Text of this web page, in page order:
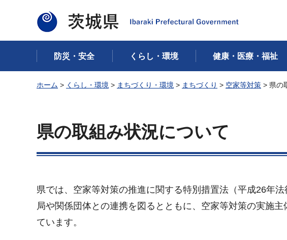
茨城県
防災・安全 くらし・環境 健康・医療・福祉
ホーム > くらし・環境 > まちづくり・環境 > まちづくり > 空家等対策 > 県の
県の取組み状況について
県では、空家等対策の推進に関する特別措置法（平成26年
局や関係団体との連携を図るとともに、空家等対策の実施
ています。